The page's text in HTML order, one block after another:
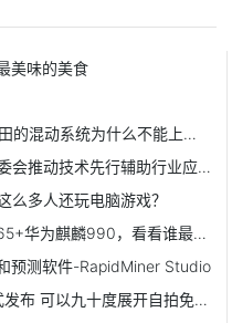
美味的美食
动系统为什么不能上绿牌？
动技术先行辅助行业应用落地
么多人还玩电脑游戏？
华为麒麟990，看看谁最强？
预测软件-RapidMiner Studio
可以九十度展开自拍免脚架